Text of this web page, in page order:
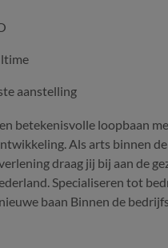
aanstelling
betekenisvolle loopbaan
Als arts binnen de
draag jij bij aan de
Specialiseren tot
baan Binnen de